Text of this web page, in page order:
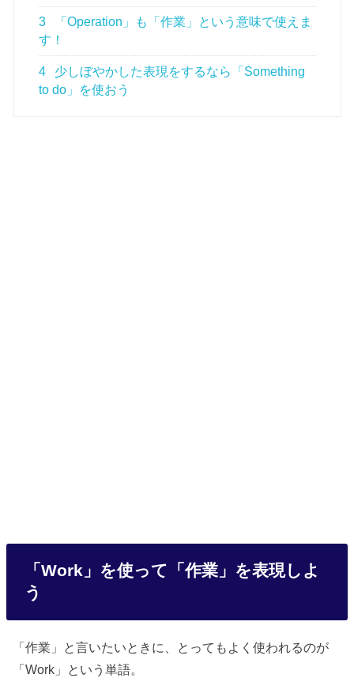
3
「Operation」も「作業」という意味で使えま
す！
4
少しぼやかした表現をするなら「Something
to do」を使おう
「Work」を使って「作業」を表現しよ
う
「作業」と言いたいときに、とってもよく使われるのが
「Work」という単語。